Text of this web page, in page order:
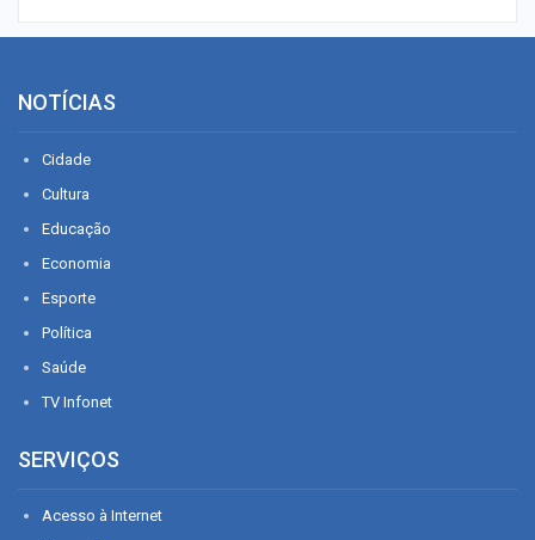
NOTÍCIAS
Cidade
Cultura
Educação
Economia
Esporte
Política
Saúde
TV Infonet
SERVIÇOS
Acesso à Internet